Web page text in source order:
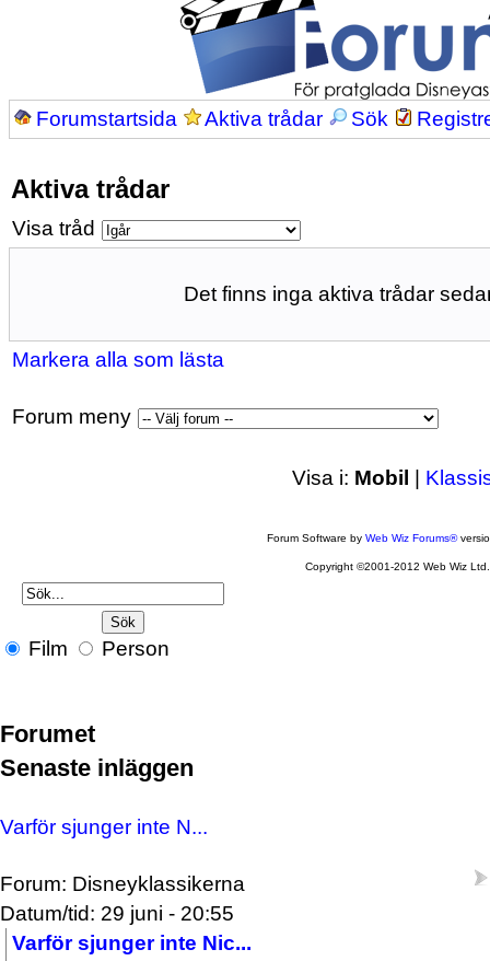
Forumstartsida Aktiva trådar Sök
Aktiva trådar
Visa tråd
Det finns inga aktiva trådar
Markera alla som lästa
Forum meny
Visa i: Mobil |
Forum Software byWeb Wiz Forums®
Copyright ©2001-2012 Web Wiz Ltd.
Film Person
Forumet
Senaste inläggen
Varför sjunger inte N...
Forum: Disneyklassikerna
Datum/tid: 29 juni - 20:55
Varför sjunger inte Nic...